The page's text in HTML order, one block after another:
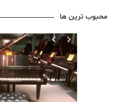
محبوب ترین ها